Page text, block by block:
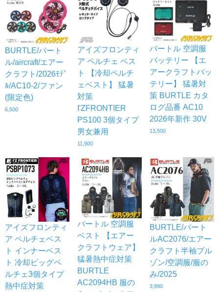
BURTLE/バート
ル/aircraft/エアー
クラフト/2026ﾓﾃﾞ
ﾙ/AC10-2/ファン
(限定色)
6,500
アイズフロンティ
ア ペルチェ ベス
ト 【冷却ペルチ
ェベスト】 猛暑
対策
I'ZFRONTIER
PS100 3個タイプ
男女兼用
11,900
バートル 空調服
バッテリー 【エ
アークラフトバッ
テリー】 猛暑対
策 BURTLE カタ
ログ品番 AC10
2026年新作 30V
13,500
アイズフロンティ
ア ペルチェベス
ト インナーベス
ト 冷却ビッグペ
ルチェ3個タイプ
熱中症対策
バートル 空調服
ベスト 【エアー
クラフトウェア】
猛暑熱中症対策
BURTLE
AC2094HB 服の
BURTLE/バート
ルAC2076/エアー
クラフト半袖ブル
ゾン/空調服/服の
み/2025
3,990